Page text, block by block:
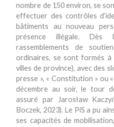
nombre de 150 environ, se
effectuer des contrôles
bâtiments au nouveau
présence illégale. Dès
rassemblements de
ordinaires, se sont formés à
villes de province), avec des
presse », « Constitution » ou
décembre au soir, le tour
assuré par Jarosław
Boczek, 2023). Le PiS a pu
ses capacités de